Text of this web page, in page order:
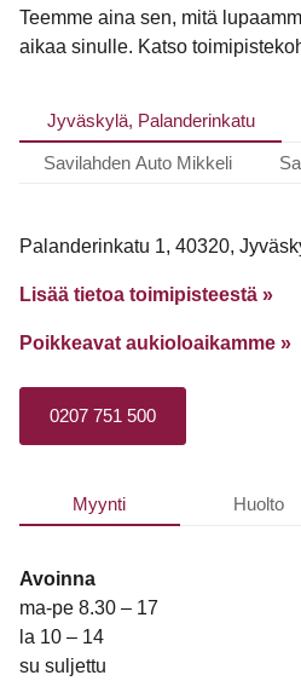
Teemme aina sen, mitä
aikaa sinulle. Katso
Jyväskylä, Palanderinkatu
Savilahden Auto Mikkeli
Palanderinkatu 1, 40320,
Lisää tietoa toimipisteestä »
Poikkeavat aukioloaikamme »
0207 751 500
Myynti Huolto
Avoinna
ma-pe 8.30 – 17
la 10 – 14
su suljettu